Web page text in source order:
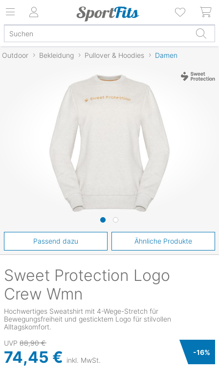
Outdoor Bekleidung Pullover & Hoodies Damen
Sweet Protection Logo
Crew Wmn
Hochwertiges Sweatshirt mit 4-Wege-Stretch für
Bewegungsfreiheit und gesticktem Logo für stilvollen
Alltagskomfort.
UVP 88,90 €
74,45 € inkl. MwSt.
-16%
Passend dazu Ähnliche Produkte